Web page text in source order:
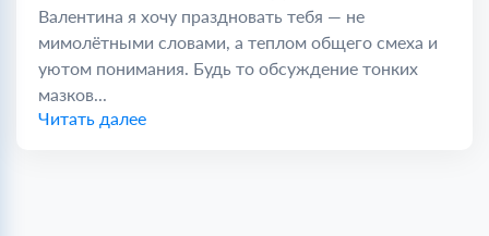
Валентина я хочу праздновать тебя — не
мимолётными словами, а теплом общего смеха и
уютом понимания. Будь то обсуждение тонких
мазков...
Читать далее